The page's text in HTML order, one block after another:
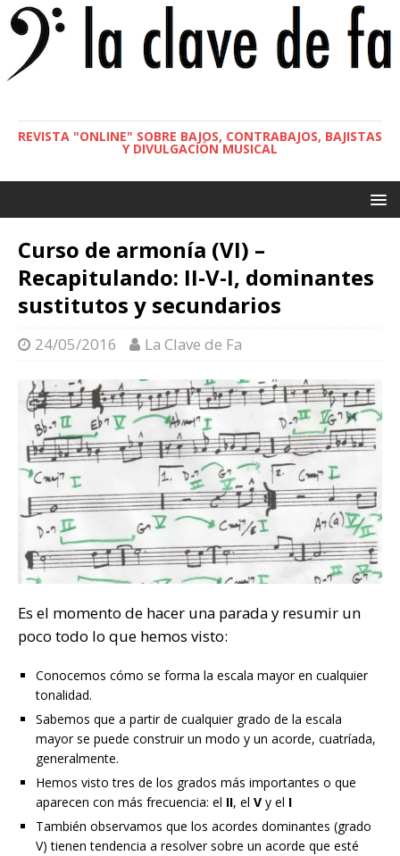
REVISTA "ONLINE" SOBRE BAJOS, CONTRABAJOS, BAJISTAS
Y DIVULGACIÓN MUSICAL
Curso de armonía (VI) –
Recapitulando: II-V-I, dominantes
sustitutos y secundarios
24/05/2016 La Clave de Fa
Es el momento de hacer una parada y resumir un
poco todo lo que hemos visto:
Conocemos cómo se forma la escala mayor en cualquier
tonalidad.
Sabemos que a partir de cualquier grado de la escala
mayor se puede construir un modo y un acorde, cuatríada,
generalmente.
Hemos visto tres de los grados más importantes o que
aparecen con más frecuencia: el II, el V y el I
También observamos que los acordes dominantes (grado
V) tienen tendencia a resolver sobre un acorde que esté